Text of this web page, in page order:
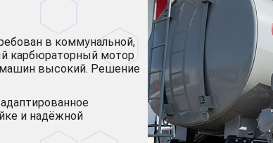
в коммунальной,
карбюраторный мотор
машин высокий. Решение
и надёжной